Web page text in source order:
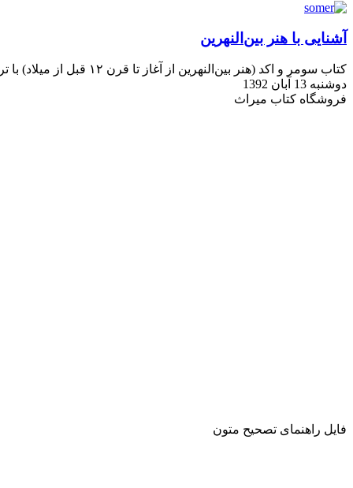
آشنایی با هنر بین‌النهرین
کتاب سومر و اکد (هنر بین‌النهرین از آغاز تا قرن ۱۲ قبل از میلاد) با ترجمهٔ دکتر محمدرحیم صراف و دکتر منیژه ابکائی خاوری منتشر شد
دوشنبه 13 آبان 1392
فروشگاه کتاب میراث
فایل راهنمای تصحیح متون